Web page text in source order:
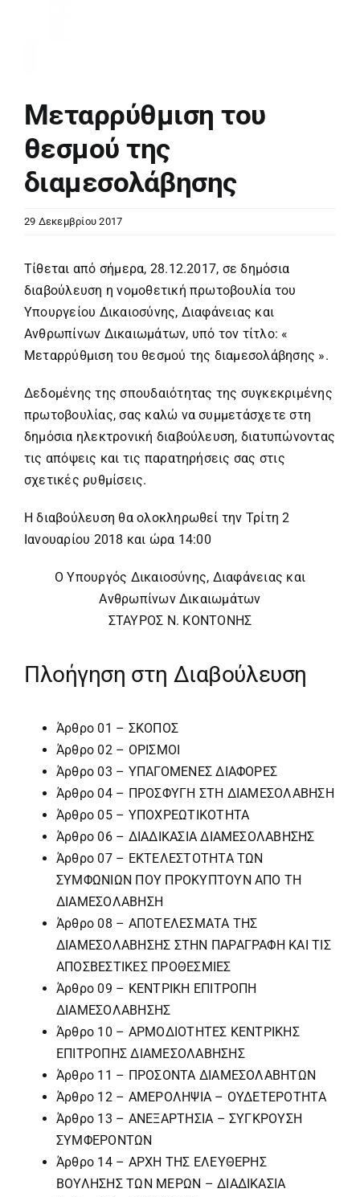
Μεταρρύθμιση του
θεσμού της
διαμεσολάβησης
29 Δεκεμβρίου 2017
Τίθεται από σήμερα, 28.12.2017, σε δημόσια
διαβούλευση η νομοθετική πρωτοβουλία του
Υπουργείου Δικαιοσύνης, Διαφάνειας και
Ανθρωπίνων Δικαιωμάτων, υπό τον τίτλο: «
Μεταρρύθμιση του θεσμού της διαμεσολάβησης ».
Δεδομένης της σπουδαιότητας της συγκεκριμένης
πρωτοβουλίας, σας καλώ να συμμετάσχετε στη
δημόσια ηλεκτρονική διαβούλευση, διατυπώνοντας
τις απόψεις και τις παρατηρήσεις σας στις
σχετικές ρυθμίσεις.
Η διαβούλευση θα ολοκληρωθεί την Τρίτη 2
Ιανουαρίου 2018 και ώρα 14:00
O Yπουργός Δικαιοσύνης, Διαφάνειας και
Ανθρωπίνων Δικαιωμάτων
ΣΤΑΥΡΟΣ Ν. ΚΟΝΤΟΝΗΣ
Πλοήγηση στη Διαβούλευση
Άρθρο 01 – ΣΚΟΠΟΣ
Άρθρο 02 – ΟΡΙΣΜΟΙ
Άρθρο 03 – ΥΠΑΓΟΜΕΝΕΣ ΔΙΑΦΟΡΕΣ
Άρθρο 04 – ΠΡΟΣΦΥΓΗ ΣΤΗ ΔΙΑΜΕΣΟΛΑΒΗΣΗ
Άρθρο 05 – ΥΠΟΧΡΕΩΤΙΚΟΤΗΤΑ
Άρθρο 06 – ΔΙΑΔΙΚΑΣΙΑ ΔΙΑΜΕΣΟΛΑΒΗΣΗΣ
Άρθρο 07 – ΕΚΤΕΛΕΣΤΟΤΗΤΑ ΤΩΝ
ΣΥΜΦΩΝΙΩΝ ΠΟΥ ΠΡΟΚΥΠΤΟΥΝ ΑΠΟ ΤΗ
ΔΙΑΜΕΣΟΛΑΒΗΣΗ
Άρθρο 08 – ΑΠΟΤΕΛΕΣΜΑΤΑ ΤΗΣ
ΔΙΑΜΕΣΟΛΑΒΗΣΗΣ ΣΤΗΝ ΠΑΡΑΓΡΑΦΗ ΚΑΙ ΤΙΣ
ΑΠΟΣΒΕΣΤΙΚΕΣ ΠΡΟΘΕΣΜΙΕΣ
Άρθρο 09 – ΚΕΝΤΡΙΚΗ ΕΠΙΤΡΟΠΗ
ΔΙΑΜΕΣΟΛΑΒΗΣΗΣ
Άρθρο 10 – ΑΡΜΟΔΙΟΤΗΤΕΣ ΚΕΝΤΡΙΚΗΣ
ΕΠΙΤΡΟΠΗΣ ΔΙΑΜΕΣΟΛΑΒΗΣΗΣ
Άρθρο 11 – ΠΡΟΣΟΝΤΑ ΔΙΑΜΕΣΟΛΑΒΗΤΩΝ
Άρθρο 12 – ΑΜΕΡΟΛΗΨΙΑ – ΟΥΔΕΤΕΡΟΤΗΤA
Άρθρο 13 – ΑΝΕΞΑΡΤΗΣΙΑ – ΣΥΓΚΡΟΥΣΗ
ΣΥΜΦΕΡΟΝΤΩΝ
Άρθρο 14 – ΑΡΧΗ ΤΗΣ ΕΛΕΥΘΕΡΗΣ
ΒΟΥΛΗΣΗΣ ΤΩΝ ΜΕΡΩΝ – ΔΙΑΔΙΚΑΣΙΑ